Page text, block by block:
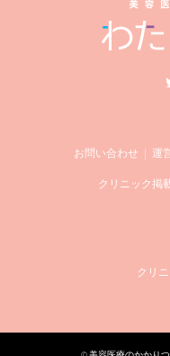
Instagram
お問い合わせ 運
クリニック掲
クリ